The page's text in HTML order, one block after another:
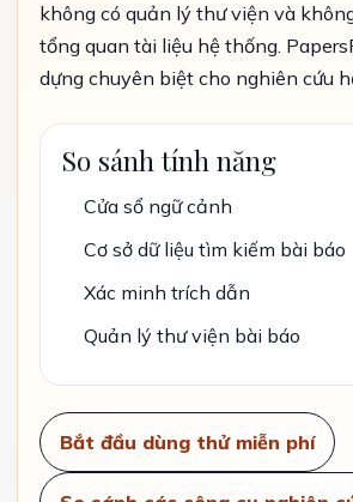
không có quản lý thư viện và
tổng quan tài liệu hệ thống.
dựng chuyên biệt cho nghiên cứu
So sánh tính năng
Cửa sổ ngữ cảnh
Cơ sở dữ liệu tìm kiếm bài báo
Xác minh trích dẫn
Quản lý thư viện bài báo
Bắt đầu dùng thử miễn phí